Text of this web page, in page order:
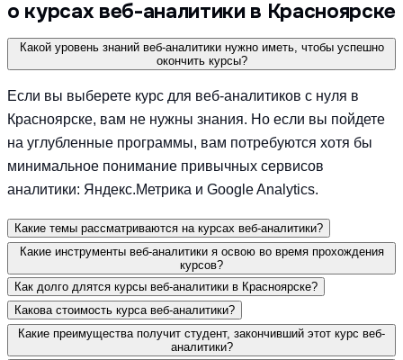
о курсах веб-аналитики в Красноярске
Какой уровень знаний веб-аналитики нужно иметь, чтобы успешно
окончить курсы?
Если вы выберете курс для веб-аналитиков с нуля в
Красноярске, вам не нужны знания. Но если вы пойдете
на углубленные программы, вам потребуются хотя бы
минимальное понимание привычных сервисов
аналитики: Яндекс.Метрика и Google Analytics.
Какие темы рассматриваются на курсах веб-аналитики?
Какие инструменты веб-аналитики я освою во время прохождения
курсов?
Как долго длятся курсы веб-аналитики в Красноярске?
Какова стоимость курса веб-аналитики?
Какие преимущества получит студент, закончивший этот курс веб-
аналитики?